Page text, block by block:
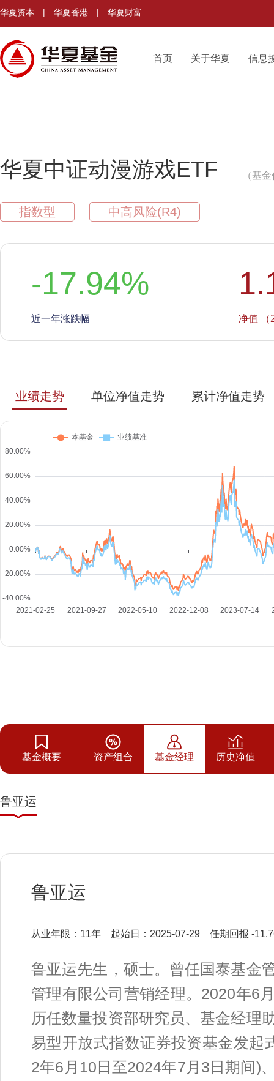
华夏资本 | 华夏香港 | 华夏财富
首页 关于华夏 信息
华夏中证动漫游戏ETF （基
指数型 中高风险(R4)
-17.94%
近一年涨跌幅 净值 （
业绩走势 单位净值走势 累计净值走势
基金概要 资产组合 基金经理 历史净值
鲁亚运
鲁亚运
从业年限：11年 起始日：2025-07-29 任期回报 -
鲁亚运先生，硕士。曾任国泰基金
管理有限公司营销经理。2020年6
历任数量投资部研究员、基金经理
易型开放式指数证券投资基金发起
2年6月10日至2024年7月3日期间)